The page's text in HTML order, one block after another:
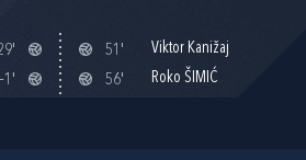
51'
Viktor Kanižaj
56'
Roko ŠIMIĆ